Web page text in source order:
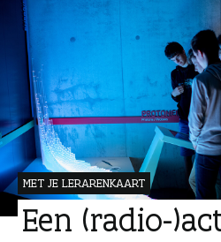
s
p
r
i
n
a
MET JE LERARENKAART
Een (radio-